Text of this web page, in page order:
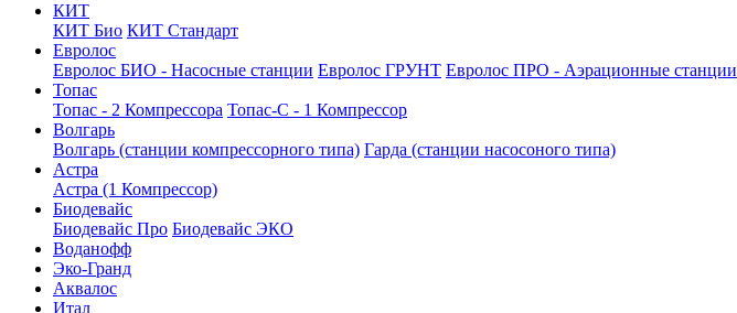
КИТ
КИТ Био КИТ Стандарт
Евролос
Евролос БИО - Насосные станции Евролос ГРУНТ Евролос ПРО - Аэрационные станции
Топас
Топас - 2 Компрессора Топас-С - 1 Компрессор
Волгарь
Волгарь (станции компрессорного типа) Гарда (станции насосоного типа)
Астра
Астра (1 Компрессор)
Биодевайс
Биодевайс Про Биодевайс ЭКО
Воданофф
Эко-Гранд
Аквалос
Итал